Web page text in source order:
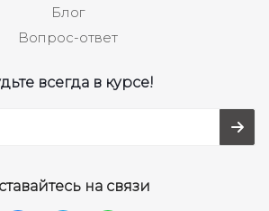
Блог
Вопрос-ответ
всегда в курсе!
на связи